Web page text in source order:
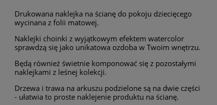
Drukowana naklejka na ścianę do pokoju dziecięcego
wycinana z folii matowej.
Naklejki choinki z wyjątkowym efektem watercolor
sprawdzą się jako unikatowa ozdoba w Twoim wnętrzu.
Będą również świetnie komponować się z pozostałymi
naklejkami z leśnej kolekcji.
Drzewa i trawa na arkuszu podzielone są na dwie części
- ułatwia to proste naklejenie produktu na ścianę.